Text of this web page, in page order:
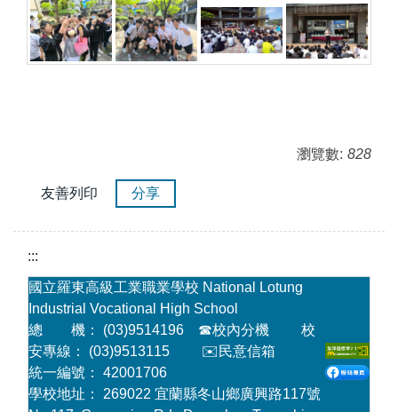
瀏覽數: 828
友善列印 分享
:::
國立羅東高級工業職業學校 National Lotung
Industrial Vocational High School
總 機： (03)9514196 ☎校內分機
校
安專線： (03)9513115 ✉️民意信箱
統一編號： 42001706
學校地址： 269022 宜蘭縣冬山鄉廣興路117號